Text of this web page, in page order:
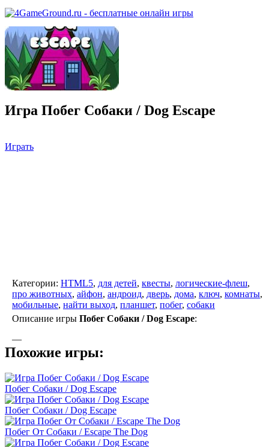
Игра Побег Собаки / Dog Escape
Играть
Категории: HTML5, для детей, квесты, логические-флеш,
про животных, айфон, андроид, дверь, дома, ключ, комнаты,
мобильные, найти выход, планшет, побег, собаки
Описание игры Побег Собаки / Dog Escape:
—
Похожие игры:
Побег Собаки / Dog Escape
Побег Собаки / Dog Escape
Побег От Собаки / Escape The Dog